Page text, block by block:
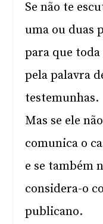
Se não te
uma ou duas
para que
pela palavra
testemunhas.
Mas se ele
comunica o
e se também
considera-o
publicano.